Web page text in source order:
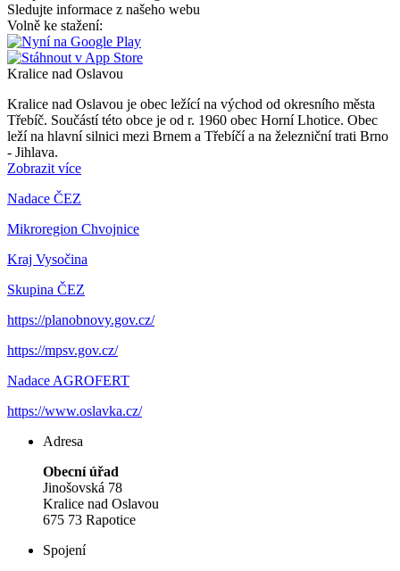
Sledujte informace z našeho webu
Volně ke stažení:
Kralice nad Oslavou
Kralice nad Oslavou je obec ležící na východ od okresního města
Třebíč. Součástí této obce je od r. 1960 obec Horní Lhotice. Obec
leží na hlavní silnici mezi Brnem a Třebíčí a na železniční trati Brno
- Jihlava.
Zobrazit více
Nadace ČEZ
Mikroregion Chvojnice
Kraj Vysočina
Skupina ČEZ
https://planobnovy.gov.cz/
https://mpsv.gov.cz/
Nadace AGROFERT
https://www.oslavka.cz/
Adresa
Obecní úřad
Jinošovská 78
Kralice nad Oslavou
675 73 Rapotice
Spojení